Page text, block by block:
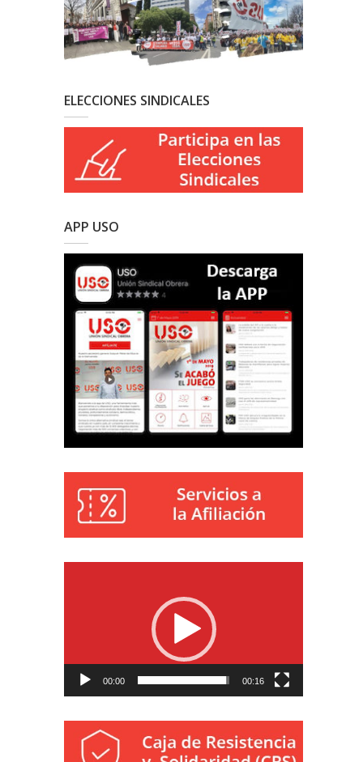
ELECCIONES SINDICALES
APP USO
00:00 00:16